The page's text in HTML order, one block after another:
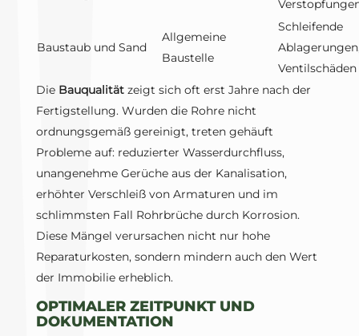
Baustaub und Sand
Allgemeine
Baustelle
Schleifende
Ventilschäden
Die Bauqualitätzeigt sich oft erst Jahre nach der
Fertigstellung. Wurden die Rohre nicht
ordnungsgemäß gereinigt, treten gehäuft
Probleme auf: reduzierter Wasserdurchfluss,
unangenehme Gerüche aus der Kanalisation,
erhöhter Verschleiß von Armaturen und im
schlimmsten Fall Rohrbrüche durch Korrosion.
Diese Mängel verursachen nicht nur hohe
Reparaturkosten, sondern mindern auch den Wert
der Immobilie erheblich.
OPTIMALER ZEITPUNKT UND
DOKUMENTATION